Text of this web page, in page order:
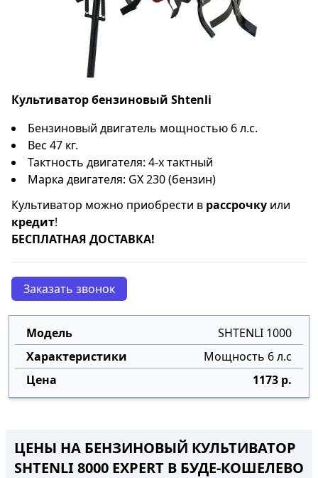
Культиватор бензиновый Shtenli
Бензиновый двигатель мощностью 6 л.с.
Вес 47 кг.
Тактность двигателя: 4-х тактный
Марка двигателя: GX 230 (бензин)
Культиватор можно приобрести в рассрочку или
кредит!
БЕСПЛАТНАЯ ДОСТАВКА!
Заказать звонок
SHTENLI 1000
Мощность 6 л.с
1173 р.
ЦЕНЫ НА БЕНЗИНОВЫЙ КУЛЬТИВАТОР
SHTENLI 8000 EXPERT В БУДЕ-КОШЕЛЕВО